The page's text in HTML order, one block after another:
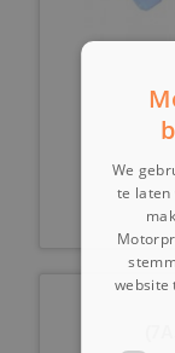
We
te laten
website